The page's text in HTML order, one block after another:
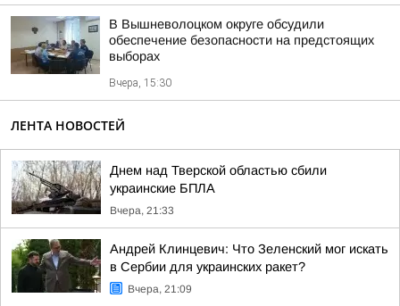
В Вышневолоцком округе обсудили
обеспечение безопасности на предстоящих
выборах
Вчера, 15:30
ЛЕНТА НОВОСТЕЙ
Днем над Тверской областью сбили
украинские БПЛА
Вчера, 21:33
Андрей Клинцевич: Что Зеленский мог искать
в Сербии для украинских ракет?
Вчера, 21:09